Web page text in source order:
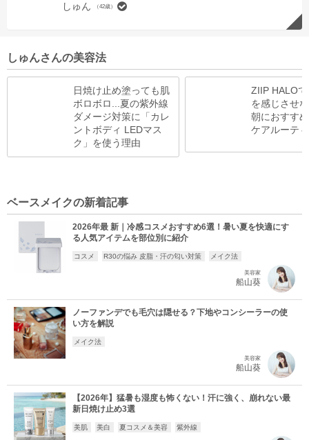
しゅん （42歳）
しゅんさんの美容法
日焼け止め塗っても肌
ボロボロ...夏の紫外線
ダメージ対策に「カレ
ントボディ LEDマス
ク」を使う理由
ZIIP HALO
を感じさせ
朝におすす
ケアルーテ
ベースメイクの新着記事
2026年最 新｜冷感コスメおすすめ6選！暑い夏を快適にす
る人気アイテムを部位別に紹介
コスメ R30の悩み 皮脂・汗の匂い対策 メイク法
美容家
船山葵
ノーファンデでも毛穴は隠せる？下地やコンシーラーの使
い方を解説
メイク法
美容家
船山葵
【2026年】猛暑も湿度も怖くない！汗に強く、崩れない最
新日焼け止め3選
美肌 美白 夏コスメ＆美容 紫外線